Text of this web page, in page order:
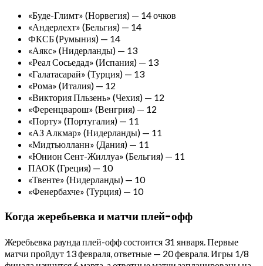
«Буде-Глимт» (Норвегия) — 14 очков
«Андерлехт» (Бельгия) — 14
ФКСБ (Румыния) — 14
«Аякс» (Нидерланды) — 13
«Реал Сосьедад» (Испания) — 13
«Галатасарай» (Турция) — 13
«Рома» (Италия) — 12
«Виктория Пльзень» (Чехия) — 12
«Ференцварош» (Венгрия) — 12
«Порту» (Португалия) — 11
«АЗ Алкмар» (Нидерланды) — 11
«Мидтьюлланн» (Дания) — 11
«Юнион Сент-Жиллуа» (Бельгия) — 11
ПАОК (Греция) — 10
«Твенте» (Нидерланды) — 10
«Фенербахче» (Турция) — 10
Когда жеребьевка и матчи плей-офф
Жеребьевка раунда плей-офф состоится 31 января. Первые
матчи пройдут 13 февраля, ответные — 20 февраля. Игры 1/8